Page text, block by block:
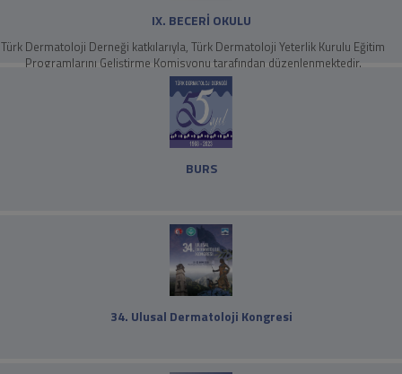
IX. BECERİ OKULU
Türk Dermatoloji Derneği katkılarıyla, Türk Dermatoloji Yeterlik Kurulu Eğitim
Programlarını Geliştirme Komisyonu tarafından düzenlenmektedir.
BURS
34. Ulusal Dermatoloji Kongresi